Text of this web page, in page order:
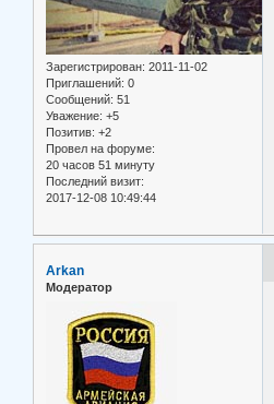
Зарегистрирован: 2011-11-02
Приглашений: 0
Сообщений: 51
Уважение: +5
Позитив: +2
Провел на форуме:
20 часов 51 минуту
Последний визит:
2017-12-08 10:49:44
Arkan
Модератор